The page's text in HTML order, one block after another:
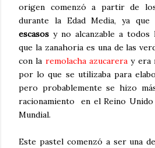
origen comenzó a partir de
durante la Edad Media, ya
escasos y no alcanzable a todos
que la zanahoria es una de las
con la remolacha azucarera y era
por lo que se utilizaba para
pero probablemente se hizo
racionamiento en el Reino Unido
Mundial.
Este pastel comenzó a ser una